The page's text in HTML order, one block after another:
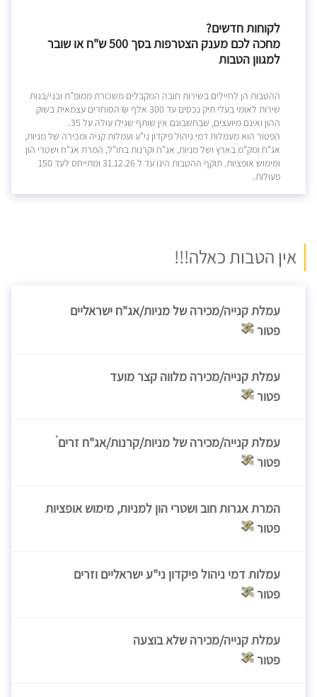
לקוחות חדשים?
מחכה לכם מענק הצטרפות בסך 500 ש"ח או שובר
למגוון הטבות
ההטבות הן לחיילים בשירות חובה המקבלים משכורת ממופ"ת ובני/בנות
שירות לאומי בעלי תיק נכסים עד 300 אלף ₪ הסוחרים עצמאית בשוק
ההון ואינם מיועצים, שבחשבונם אין שותף שגילו עולה על 35
.
הפטור הוא מעמלות דמי ניהול פיקדון ני"ע ועמלות קניה ומכירה של מניות,
אג"ח ומק"מ בארץ ושל מניות, אג"ח וקרנות בחו"ל, המרת אג"ח ושטרי הון
ומימוש אופציות. תוקף ההטבות הינו עד ל 31.12.26 ומתייחס לעד 150
פעולות.
אין הטבות כאלה!!!
עמלת קנייה/מכירה של מניות/אג"ח ישראליים
פטור
עמלת קנייה/מכירה מלווה קצר מועד
פטור
עמלת קנייה/מכירה של מניות/קרנות/אג"ח זרים*
פטור
המרת אגרות חוב ושטרי הון למניות, מימוש אופציות
פטור
עמלות דמי ניהול פיקדון ני"ע ישראליים וזרים
פטור
עמלת קנייה/מכירה שלא בוצעה
פטור